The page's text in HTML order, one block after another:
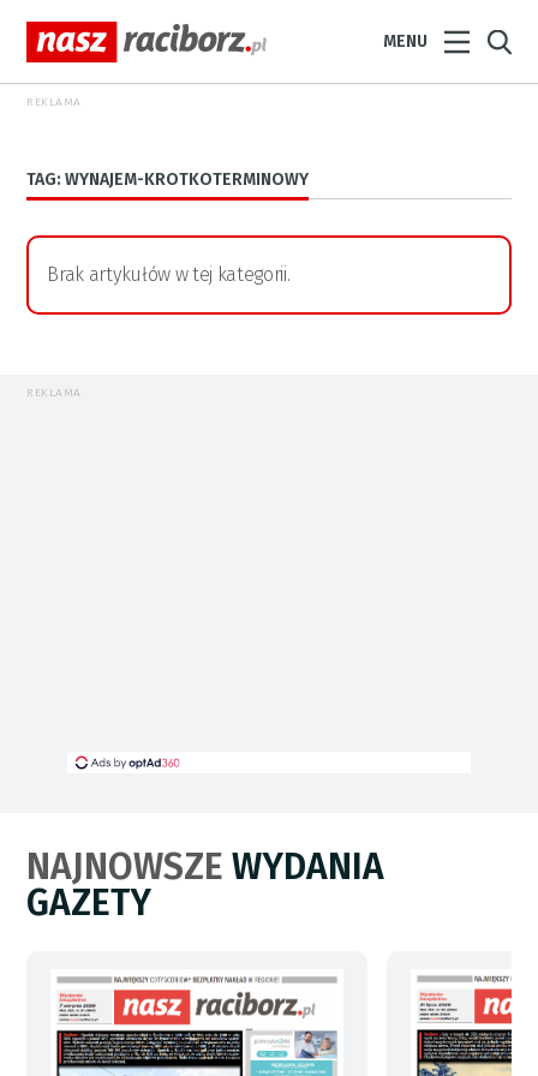
MENU
REKLAMA
TAG: WYNAJEM-KROTKOTERMINOWY
Brak artykułów w tej kategorii.
REKLAMA
NAJNOWSZEWYDANIA
GAZETY